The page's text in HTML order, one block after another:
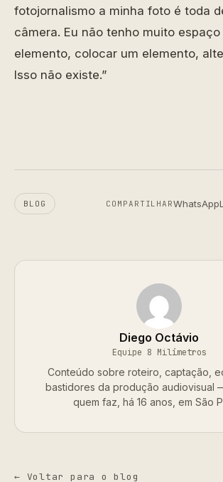
fotojornalismo a minha foto é toda
câmera. Eu não tenho muito
elemento, colocar um elemento,
Isso não existe.”
BLOG COMPARTILHARWhatsApp
Diego Octávio
Equipe 8 Milímetros
Conteúdo sobre roteiro, captação,
bastidores da produção audiovisual
quem faz, há 16 anos, em São
← Voltar para o blog